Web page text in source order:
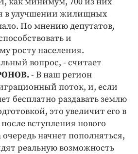
в улучшении жилищных
По мнению депутатов,
и
росту населения.
вопрос, - считает
- В наш регион
поток, и, если
бесплатно раздавать землю
это увеличит его в
вступления нового
очередь начнет пополняться,
реальную возможность